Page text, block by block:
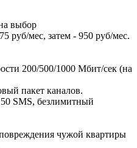
выбор
руб/мес, затем - 950 руб/мес.
200/500/1000 Мбит/сек (на
пакет каналов.
SMS, безлимитный
чужой квартиры